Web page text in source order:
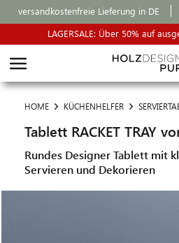
versandkostenfreie Lieferung in DE
LAGERSALE: Über 50% auf
HOME KÜCHENHELFER
Tablett RACKET TRAY
Rundes Designer Tablett mit
Servieren und Dekorieren